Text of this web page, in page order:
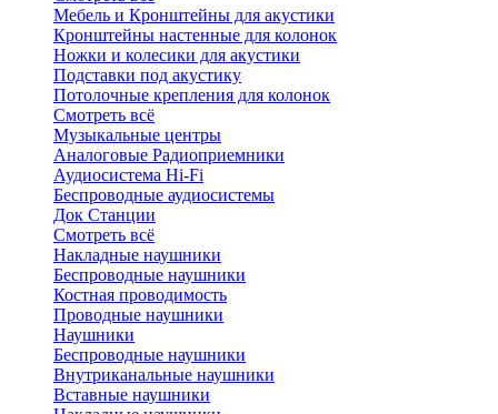
Мебель и Кронштейны для акустики
Кронштейны настенные для колонок
Ножки и колесики для акустики
Подставки под акустику
Потолочные крепления для колонок
Смотреть всё
Музыкальные центры
Аналоговые Радиоприемники
Аудиосистема Hi-Fi
Беспроводные аудиосистемы
Док Станции
Смотреть всё
Накладные наушники
Беспроводные наушники
Костная проводимость
Проводные наушники
Наушники
Беспроводные наушники
Внутриканальные наушники
Вставные наушники